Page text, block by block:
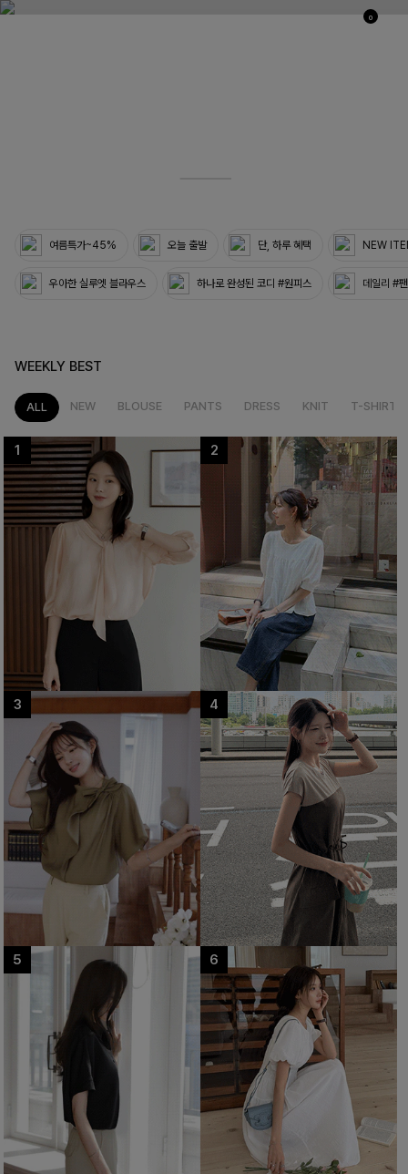
0
여름특가~45% 오늘 출발 단, 하루 혜택 NEW
우아한 실루엣 블라우스 하나로 완성된 코디 #원피스 데일리 #
WEEKLY BEST
ALL NEW BLOUSE PANTS DRESS KNIT T-SHIRT